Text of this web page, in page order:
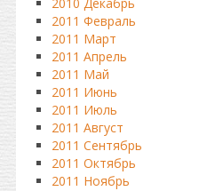
2011 Февраль
2011 Март
2011 Апрель
2011 Май
2011 Июнь
2011 Июль
2011 Август
2011 Сентябрь
2011 Октябрь
2011 Ноябрь